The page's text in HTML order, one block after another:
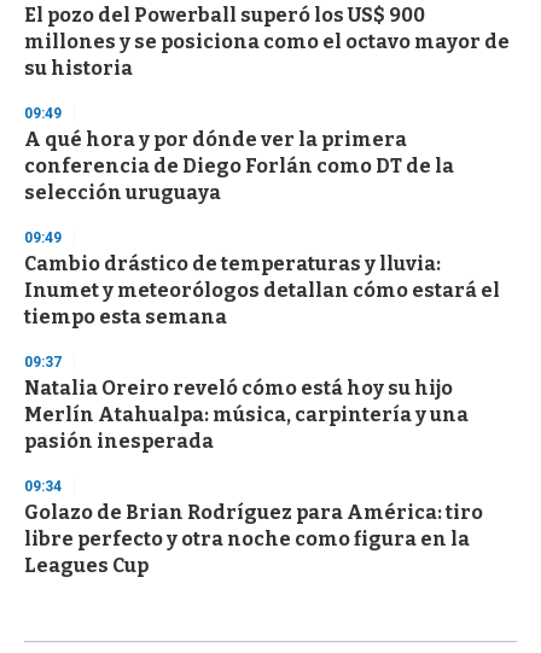
El pozo del Powerball superó los US$ 900
millones y se posiciona como el octavo mayor de
su historia
09:49
A qué hora y por dónde ver la primera
conferencia de Diego Forlán como DT de la
selección uruguaya
09:49
Cambio drástico de temperaturas y lluvia:
Inumet y meteorólogos detallan cómo estará el
tiempo esta semana
09:37
Natalia Oreiro reveló cómo está hoy su hijo
Merlín Atahualpa: música, carpintería y una
pasión inesperada
09:34
Golazo de Brian Rodríguez para América: tiro
libre perfecto y otra noche como figura en la
Leagues Cup